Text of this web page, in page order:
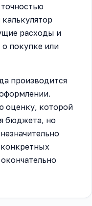
расходы и
покупке или
производится
оценку, которой
бюджета, но
конкретных